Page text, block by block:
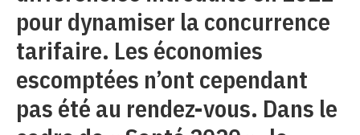
pour dynamiser la concurrence
tarifaire. Les économies
escomptées n’ont cependant
pas été au rendez-vous. Dans le